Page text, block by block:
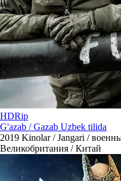
HDRip
G'azab / Gazab Uzbek tilida
2019 Kinolar / Jangari /
Великобритания / Китай